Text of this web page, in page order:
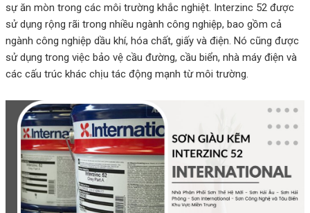
sự ăn mòn trong các môi trường khắc nghiệt. Interzinc 52 được
sử dụng rộng rãi trong nhiều ngành công nghiệp, bao gồm cả
ngành công nghiệp dầu khí, hóa chất, giấy và điện. Nó cũng được
sử dụng trong việc bảo vệ cầu đường, cầu biển, nhà máy điện và
các cấu trúc khác chịu tác động mạnh từ môi trường.